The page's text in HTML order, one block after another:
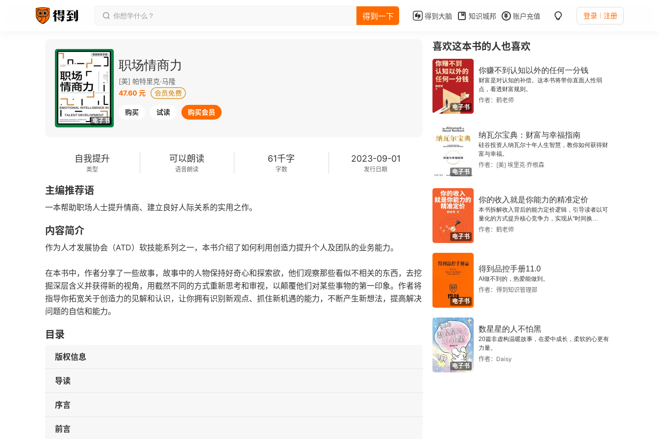
得到一下 得到大脑 知识城邦 账户充值 登录 注册
电子书
职场情商力
[美] 帕特里克·马隆
47.60 元
购买 试读 购买会员
自我提升
类型
可以朗读
语音朗读
61千字
字数
2023-09-01
发行日期
主编推荐语
一本帮助职场人士提升情商、建立良好人际关系的实用之作。
内容简介
作为人才发展协会（ATD）软技能系列之一，本书介绍了如何利用创造力提升个人及团队的业务能力。
在本书中，作者分享了一些故事，故事中的人物保持好奇心和探索欲，他们观察那些看似不相关的东西，去挖
掘深层含义并获得新的视角，用截然不同的方式重新思考和审视，以颠覆他们对某些事物的第一印象。作者将
指导你拓宽关于创造力的见解和认识，让你拥有识别新观点、抓住新机遇的能力，不断产生新想法，提高解决
问题的自信和能力。
目录
版权信息
导读
序言
前言
喜欢这本书的人也喜欢
电子书
你赚不到认知以外的任何一分钱
财富是对认知的补偿。这本书将带你直面人性弱
点，看透财富规则。
作者：鹤老师
电子书
纳瓦尔宝典：财富与幸福指南
硅谷投资人纳瓦尔十年人生智慧，教你如何获得财
富与幸福。
作者：[美] 埃里克·乔根森
电子书
你的收入就是你能力的精准定价
本书拆解收入背后的能力定价逻辑，引导读者以可
量化的方式提升核心竞争力，实现从“时间换
钱”到“价值变现”的跃迁。
作者：鹤老师
电子书
得到品控手册11.0
AI做不到的，热爱能做到。
作者：得到知识管理部
电子书
数星星的人不怕黑
20篇非虚构温暖故事，在爱中成长，柔软的心更有
力量。
作者：Daisy